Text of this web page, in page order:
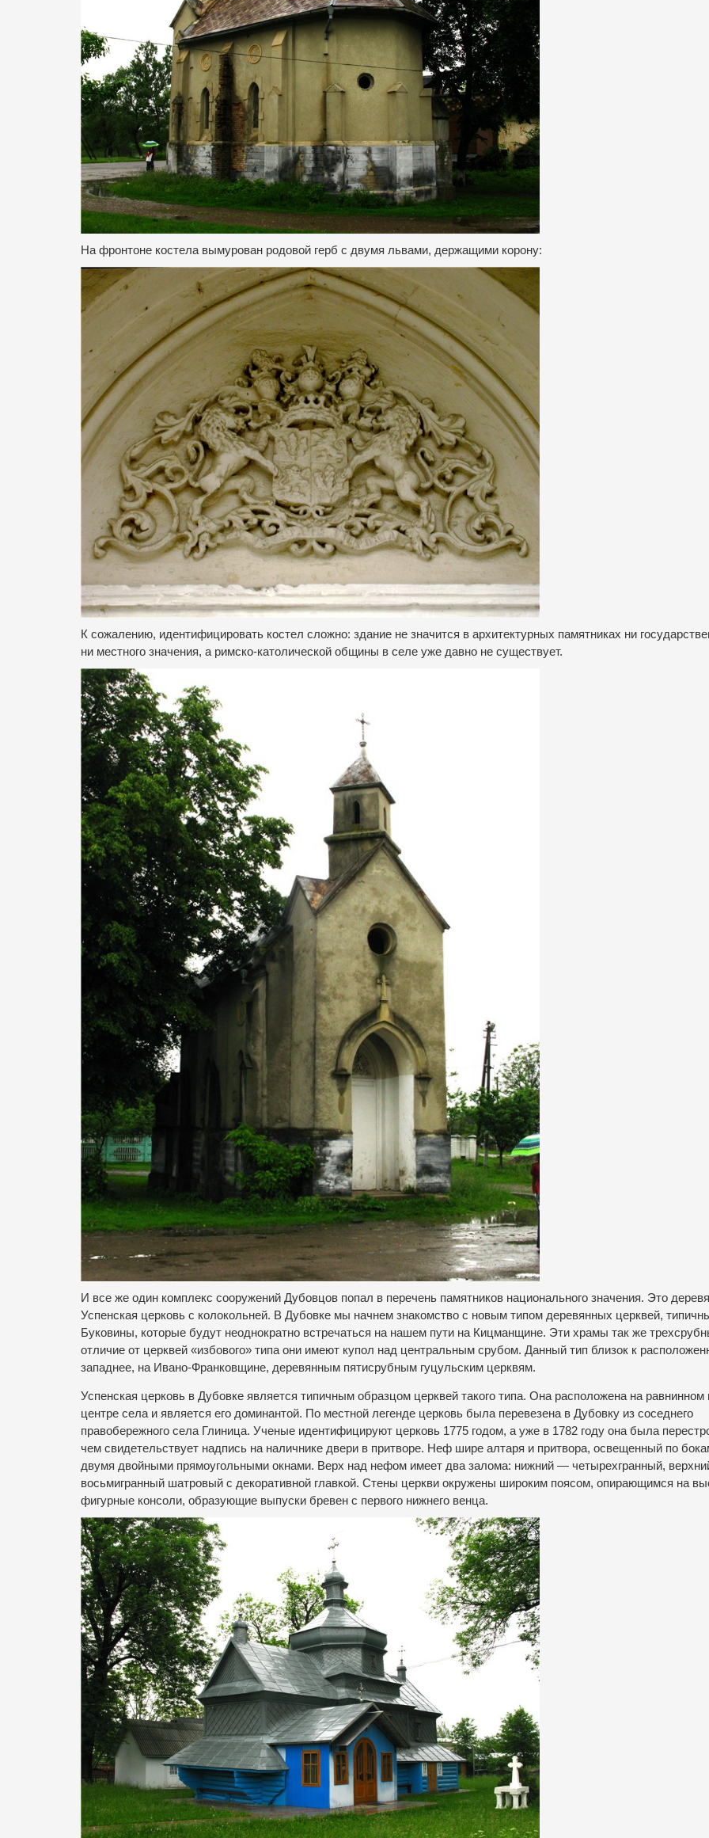
На фронтоне костела вымурован родовой герб с двумя львами, держащими корону:
К сожалению, идентифицировать костел сложно: здание не значится в архитектурных памятниках ни
ни местного значения, а римско-католической общины в селе уже давно не существует.
И все же один комплекс сооружений Дубовцов попал в перечень памятников национального значения. Это
Успенская церковь с колокольней. В Дубовке мы начнем знакомство с новым типом деревянных церквей,
Буковины, которые будут неоднократно встречаться на нашем пути на Кицманщине. Эти храмы так же
отличие от церквей «избового» типа они имеют купол над центральным срубом. Данный тип близок к
западнее, на Ивано-Франковщине, деревянным пятисрубным гуцульским церквям.
Успенская церковь в Дубовке является типичным образцом церквей такого типа. Она расположена на равнинном
центре села и является его доминантой. По местной легенде церковь была перевезена в Дубовку из соседнего
правобережного села Глиница. Ученые идентифицируют церковь 1775 годом, а уже в 1782 году она была
чем свидетельствует надпись на наличнике двери в притворе. Неф шире алтаря и притвора, освещенный по
двумя двойными прямоугольными окнами. Верх над нефом имеет два залома: нижний — четырехгранный,
восьмигранный шатровый с декоративной главкой. Стены церкви окружены широким поясом, опирающимся на
фигурные консоли, образующие выпуски бревен с первого нижнего венца.